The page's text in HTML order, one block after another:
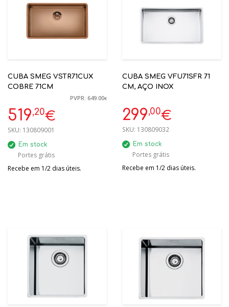
CUBA SMEG VSTR71CUX
COBRE 71CM
PVPR: 649.00€
519,20€
SKU: 130809001
Em stock
Portes grátis
Recebe em 1/2 dias úteis.
CUBA SMEG VFU71SFR 71
CM, AÇO INOX
299,00€
SKU: 130809032
Em stock
Portes grátis
Recebe em 1/2 dias úteis.